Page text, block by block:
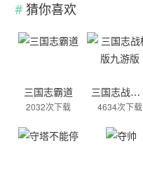
猜你喜欢
三国志霸道
2032次下载
三国志战棋版九游版
4634次下载